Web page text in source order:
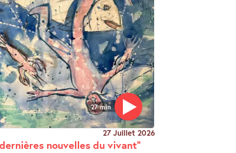
27 min
27 Juillet 2026
nouvelles du vivant"